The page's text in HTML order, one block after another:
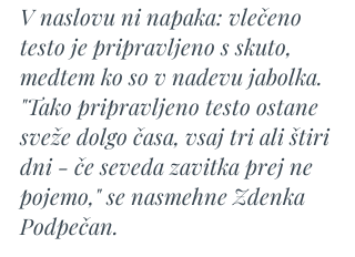
V naslovu ni napaka: vlečeno
testo je pripravljeno s skuto,
medtem ko so v nadevu jabolka.
"Tako pripravljeno testo ostane
sveže dolgo časa, vsaj tri ali štiri
dni - če seveda zavitka prej ne
pojemo," se nasmehne Zdenka
Podpečan.